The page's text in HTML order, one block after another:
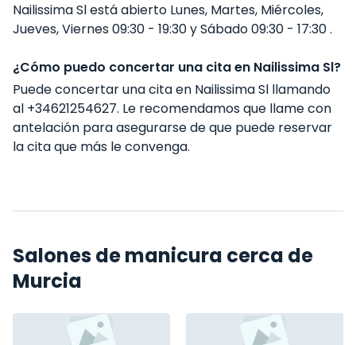
Nailissima Sl está abierto Lunes, Martes, Miércoles,
Jueves, Viernes 09:30 - 19:30 y Sábado 09:30 - 17:30 .
¿Cómo puedo concertar una cita en Nailissima Sl?
Puede concertar una cita en Nailissima Sl llamando
al +34621254627. Le recomendamos que llame con
antelación para asegurarse de que puede reservar
la cita que más le convenga.
Salones de manicura cerca de
Murcia